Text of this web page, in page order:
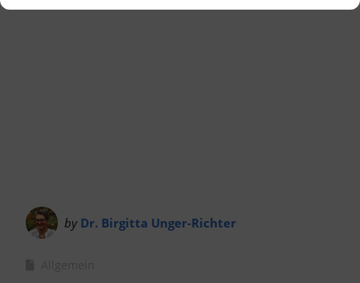
by Dr. Birgitta Unger-Richter